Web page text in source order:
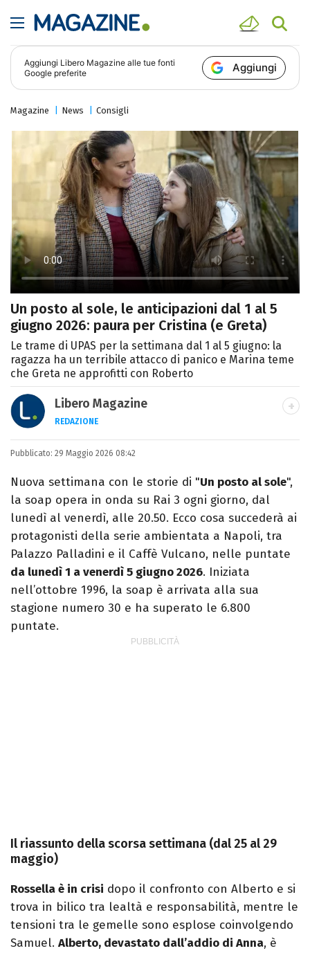
Aggiungi Libero Magazine alle tue fonti
Google preferite
Aggiungi
Magazine News Consigli
Un posto al sole, le anticipazioni dal 1 al 5
giugno 2026: paura per Cristina (e Greta)
Le trame di UPAS per la settimana dal 1 al 5 giugno: la
ragazza ha un terribile attacco di panico e Marina teme
che Greta ne approfitti con Roberto
Libero Magazine
REDAZIONE
E-MAIL
INSTAGRAM FACEBOOK
Libero Magazine è il canale del portale
Libero.it dedicato al mondo della
televisione, dello spettacolo e del gossip.
Pubblicato: 29 Maggio 2026 08:42
Nuova settimana con le storie di "Un posto al sole",
la soap opera in onda su Rai 3 ogni giorno, dal
lunedì al venerdì, alle 20.50. Ecco cosa succederà ai
protagonisti della serie ambientata a Napoli, tra
Palazzo Palladini e il Caffè Vulcano, nelle puntate
da lunedì 1 a venerdì 5 giugno 2026. Iniziata
nell’ottobre 1996, la soap è arrivata alla sua
stagione numero 30 e ha superato le 6.800
puntate.
Il riassunto della scorsa settimana (dal 25 al 29
maggio)
Rossella è in crisi dopo il confronto con Alberto e si
trova in bilico tra lealtà e responsabilità, mentre le
tensioni tra le gemelle sono esplose coinvolgendo
Samuel. Alberto, devastato dall’addio di Anna, è